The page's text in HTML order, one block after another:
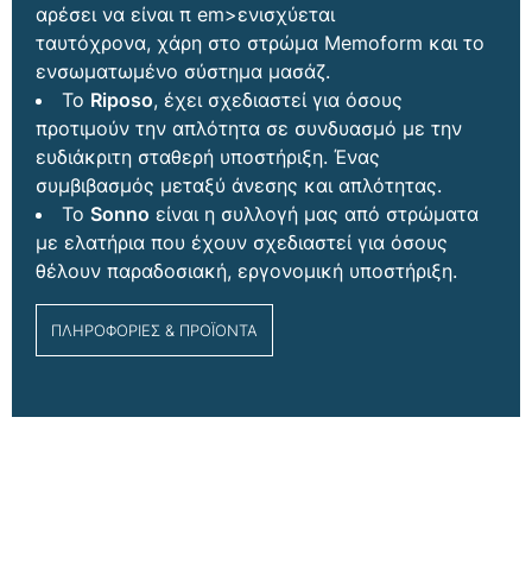
αρέσει να είναι π em>ενισχύεται
ταυτόχρονα, χάρη στο στρώμα Memoform και το
ενσωματωμένο σύστημα μασάζ.
Το Riposo, έχει σχεδιαστεί για όσους
προτιμούν την απλότητα σε συνδυασμό με την
ευδιάκριτη σταθερή υποστήριξη. Ένας
συμβιβασμός μεταξύ άνεσης και απλότητας.
Το Sonno είναι η συλλογή μας από στρώματα
με ελατήρια που έχουν σχεδιαστεί για όσους
θέλουν παραδοσιακή, εργονομική υποστήριξη.
ΠΛΗΡΟΦΟΡΙΕΣ & ΠΡΟΪΟΝΤΑ